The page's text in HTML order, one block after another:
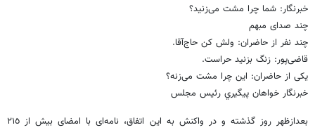
خبرنگار: شما چرا مشت می‌زنید؟
چند صدای مبهم
چند نفر از حاضران: ولش کن حاج‌آقا.
قاضی‌پور: زنگ بزنید حراست.
یکی از حاضران: این چرا مشت می‌زنه؟
خبرنگار خواهان پيگيري رئیس مجلس
بعدازظهر روز گذشته و در واکنش به این اتفاق، نامه‌ای با امضای بیش از ٢١٥